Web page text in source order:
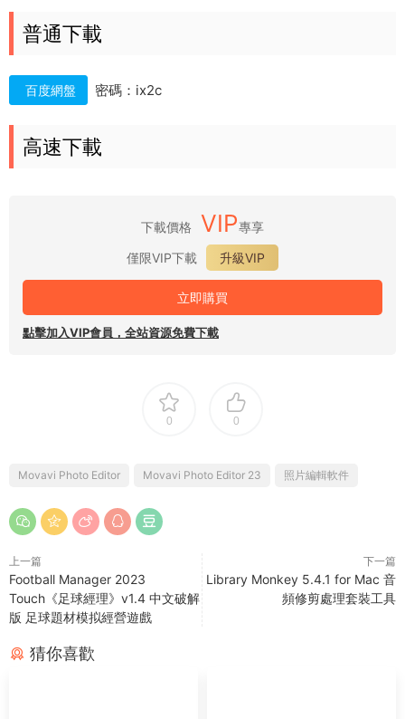
普通下載
百度網盤 密碼：ix2c
高速下載
下載價格 VIP專享
僅限VIP下載
升級VIP
立即購買
點擊加入VIP會員，全站資源免費下載
0 0
Movavi Photo Editor Movavi Photo Editor 23 照片編輯軟件
上一篇
Football Manager 2023
Touch《足球經理》v1.4 中文破解
版 足球題材模拟經營遊戲
下一篇
Library Monkey 5.4.1 for Mac 音
頻修剪處理套裝工具
猜你喜歡